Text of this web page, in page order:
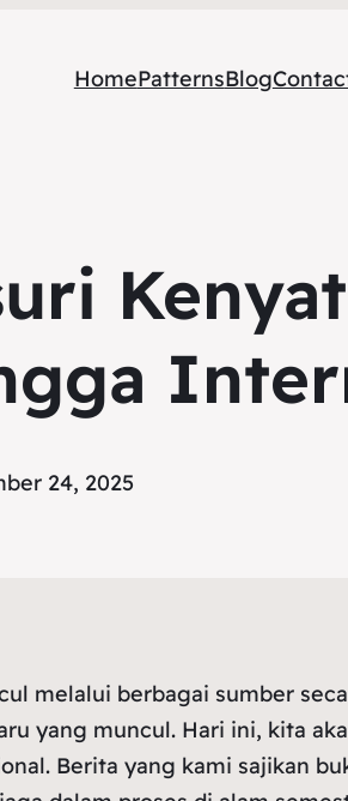
HomePatternsBlog
24, 2025
melalui berbagai sumber
yang muncul. Hari ini, kita
Berita yang kami sajikan